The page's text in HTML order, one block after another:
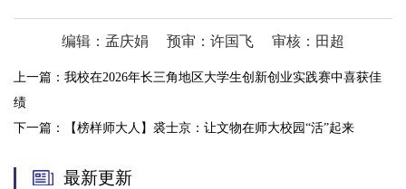
编辑：孟庆娟 预审：许国飞 审核：田超
上一篇： 我校在2026年长三角地区大学生创新创业实践赛中喜获佳
绩
下一篇：
【榜样师大人】裘士京：让文物在师大校园“活”起来
最新更新